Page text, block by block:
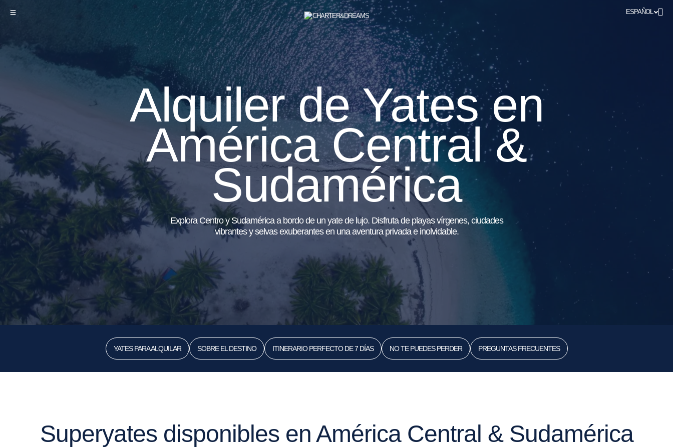
ESPAÑOL
Alquiler de Yates en
América Central &
Sudamérica
Explora Centro y Sudamérica a bordo de un yate de lujo. Disfruta de playas vírgenes, ciudades
vibrantes y selvas exuberantes en una aventura privada e inolvidable.
YATES PARA ALQUILAR SOBRE EL DESTINO ITINERARIO PERFECTO DE 7 DÍAS NO TE PUEDES PERDER PREGUNTAS FRECUENTES
Superyates disponibles en América Central & Sudamérica